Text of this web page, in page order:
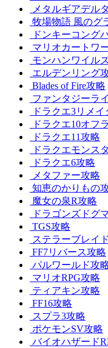
メタルギアデル
牧場物語 風のグ
ドンキーコング
マリオカートワ
モンハンワイル
エルデンリング
Blades of Fire攻略
ファンタジーラ
ドラクエ3リメイ
ドラクエ10オフ
ドラクエ11攻略
ドラクエモンス
ドラクエ6攻略
メタファー攻略
知恵のかりもの
魔女の泉R攻略
ドラゴンズドグ
TGS攻略
ステラーブレイ
FF7リバース攻略
パルワールド攻
マリオRPG攻略
ティアキン攻略
FF16攻略
スプラ3攻略
ポケモンSV攻略
バイオハザード